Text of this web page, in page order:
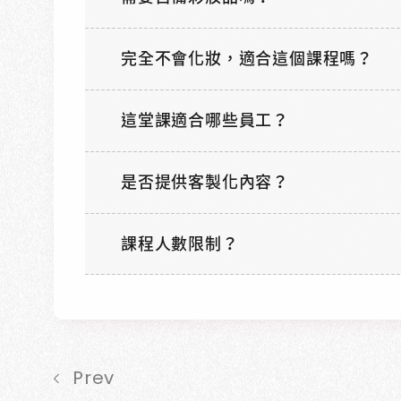
完全不會化妝，適合這個課程嗎？
這堂課適合哪些員工？
是否提供客製化內容？
課程人數限制？